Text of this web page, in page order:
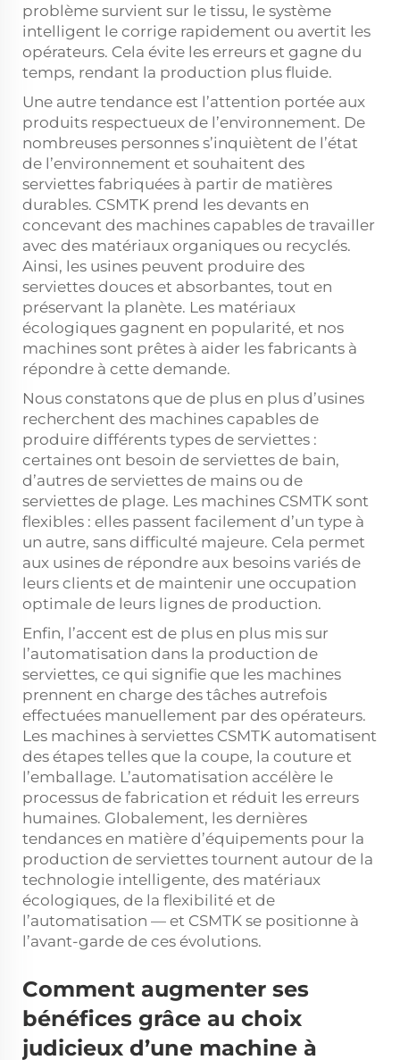
problème survient sur le tissu, le système
intelligent le corrige rapidement ou avertit les
opérateurs. Cela évite les erreurs et gagne du
temps, rendant la production plus fluide.
Une autre tendance est l’attention portée aux
produits respectueux de l’environnement. De
nombreuses personnes s’inquiètent de l’état
de l’environnement et souhaitent des
serviettes fabriquées à partir de matières
durables. CSMTK prend les devants en
concevant des machines capables de travailler
avec des matériaux organiques ou recyclés.
Ainsi, les usines peuvent produire des
serviettes douces et absorbantes, tout en
préservant la planète. Les matériaux
écologiques gagnent en popularité, et nos
machines sont prêtes à aider les fabricants à
répondre à cette demande.
Nous constatons que de plus en plus d’usines
recherchent des machines capables de
produire différents types de serviettes :
certaines ont besoin de serviettes de bain,
d’autres de serviettes de mains ou de
serviettes de plage. Les machines CSMTK sont
flexibles : elles passent facilement d’un type à
un autre, sans difficulté majeure. Cela permet
aux usines de répondre aux besoins variés de
leurs clients et de maintenir une occupation
optimale de leurs lignes de production.
Enfin, l’accent est de plus en plus mis sur
l’automatisation dans la production de
serviettes, ce qui signifie que les machines
prennent en charge des tâches autrefois
effectuées manuellement par des opérateurs.
Les machines à serviettes CSMTK automatisent
des étapes telles que la coupe, la couture et
l’emballage. L’automatisation accélère le
processus de fabrication et réduit les erreurs
humaines. Globalement, les dernières
tendances en matière d’équipements pour la
production de serviettes tournent autour de la
technologie intelligente, des matériaux
écologiques, de la flexibilité et de
l’automatisation — et CSMTK se positionne à
l’avant-garde de ces évolutions.
Comment augmenter ses
bénéfices grâce au choix
judicieux d’une machine à